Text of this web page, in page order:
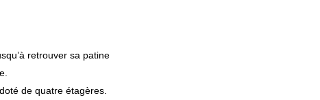
retrouver sa patine
de quatre étagères.